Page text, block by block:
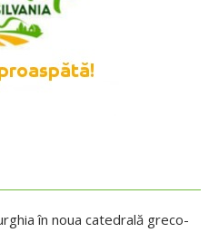
în noua catedrală greco-